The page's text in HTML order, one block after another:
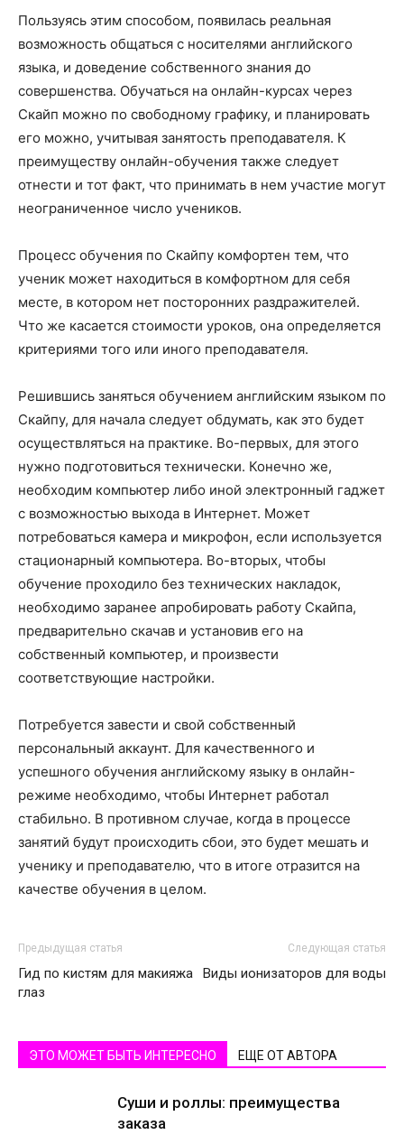
Пользуясь этим способом, появилась реальная
возможность общаться с носителями английского
языка, и доведение собственного знания до
совершенства. Обучаться на онлайн-курсах через
Скайп можно по свободному графику, и планировать
его можно, учитывая занятость преподавателя. К
преимуществу онлайн-обучения также следует
отнести и тот факт, что принимать в нем участие могут
неограниченное число учеников.
Процесс обучения по Скайпу комфортен тем, что
ученик может находиться в комфортном для себя
месте, в котором нет посторонних раздражителей.
Что же касается стоимости уроков, она определяется
критериями того или иного преподавателя.
Решившись заняться обучением английским языком по
Скайпу, для начала следует обдумать, как это будет
осуществляться на практике. Во-первых, для этого
нужно подготовиться технически. Конечно же,
необходим компьютер либо иной электронный гаджет
с возможностью выхода в Интернет. Может
потребоваться камера и микрофон, если используется
стационарный компьютера. Во-вторых, чтобы
обучение проходило без технических накладок,
необходимо заранее апробировать работу Скайпа,
предварительно скачав и установив его на
собственный компьютер, и произвести
соответствующие настройки.
Потребуется завести и свой собственный
персональный аккаунт. Для качественного и
успешного обучения английскому языку в онлайн-
режиме необходимо, чтобы Интернет работал
стабильно. В противном случае, когда в процессе
занятий будут происходить сбои, это будет мешать и
ученику и преподавателю, что в итоге отразится на
качестве обучения в целом.
Предыдущая статья
Гид по кистям для макияжа
глаз
Следующая статья
Виды ионизаторов для воды
ЭТО МОЖЕТ БЫТЬ ИНТЕРЕСНО ЕЩЕ ОТ АВТОРА
Суши и роллы: преимущества
заказа